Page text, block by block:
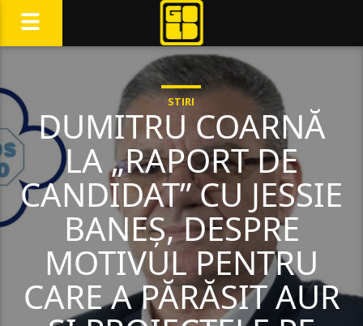
STIRI
DUMITRU COARNĂ
LA „RAPORT DE
CANDIDAT” CU JESSIE
BANEȘ, DESPRE
MOTIVUL PENTRU
CARE A PĂRĂSIT AUR